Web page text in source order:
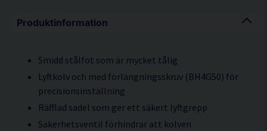
Produktinformation
Smidd stålfot som är mycket tålig
Lyftkolv och med förlängningsskruv (BH4G50) för
precisionsinställning
Räfflad sadel som ger ett säkert lyftgrepp
Säkerhetsventil förhindrar att kolven